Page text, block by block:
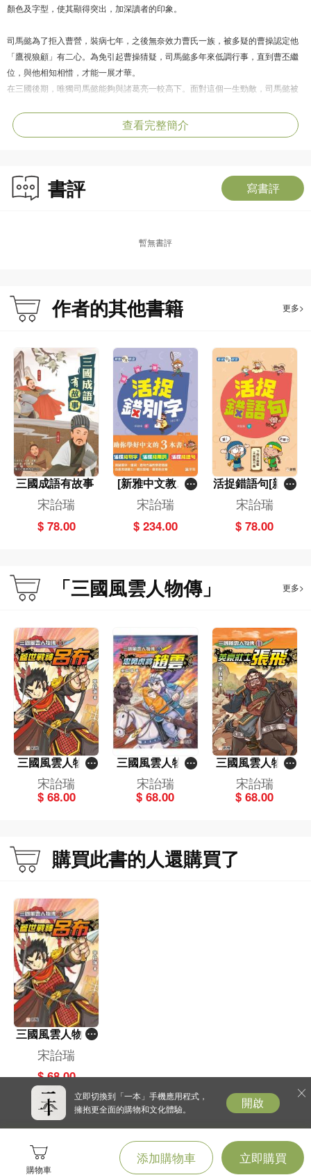
購物車
添加購物車 立即購買
顏色及字型，使其顯得突出，加深讀者的印象。
司馬懿為了拒入曹營，裝病七年，之後無奈效力曹氏一族，被多疑的曹操認定他
「鷹視狼顧」有二心。為免引起曹操猜疑，司馬懿多年來低調行事，直到曹丕繼
位，與他相知相惜，才能一展才華。
在三國後期，唯獨司馬懿能夠與諸葛亮一較高下。面對這個一生勁敵，司馬懿被
展開一場場精彩的較量。
後來，曹丕篡漢，曹魏政權經歷幾朝皇帝，直到幼主登基，司馬懿受到排擠，權
查看完整簡介
書評 寫書評
暫無書評
作者的其他書籍 更多>
三國成語有故事
宋詒瑞
$ 78.00
[新雅中文教室]
一套3冊
宋詒瑞
$ 234.00
活捉錯語句[新雅
中文教室]
宋詒瑞
$ 78.00
「三國風雲人物傳」 更多>
三國風雲人物傳
(13)蓋世戰神呂
布
宋詒瑞
$ 68.00
三國風雲人物傳
(12)忠勇虎將趙
雲
宋詒瑞
$ 68.00
三國風雲人物傳
(11)英豪壯士張
飛
宋詒瑞
$ 68.00
購買此書的人還購買了
三國風雲人物傳
(13)蓋世戰神呂
布
宋詒瑞
$ 68.00
立即切換到「一本」手機應用程式，
擁抱更全面的購物和文化體驗。
開啟